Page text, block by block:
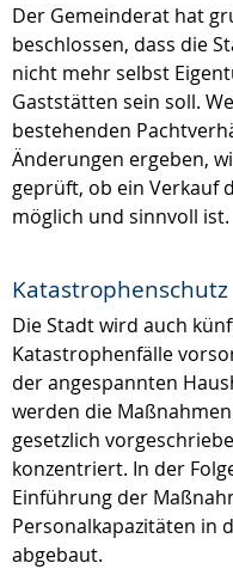
Der Gemeinderat hat
beschlossen, dass die
nicht mehr selbst
Gaststätten sein soll.
bestehenden
Änderungen ergeben,
geprüft, ob ein Verkauf
möglich und sinnvoll ist.
Katastrophenschutz
Die Stadt wird auch
Katastrophenfälle
der angespannten
werden die
gesetzlich
konzentriert. In der
Einführung der
Personalkapazitäten in
abgebaut.